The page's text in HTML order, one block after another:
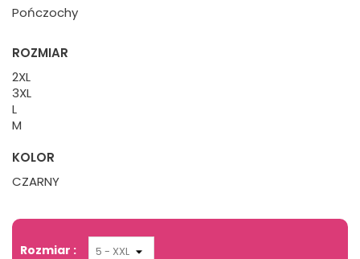
Pończochy
ROZMIAR
2XL
3XL
L
M
KOLOR
CZARNY
Rozmiar :